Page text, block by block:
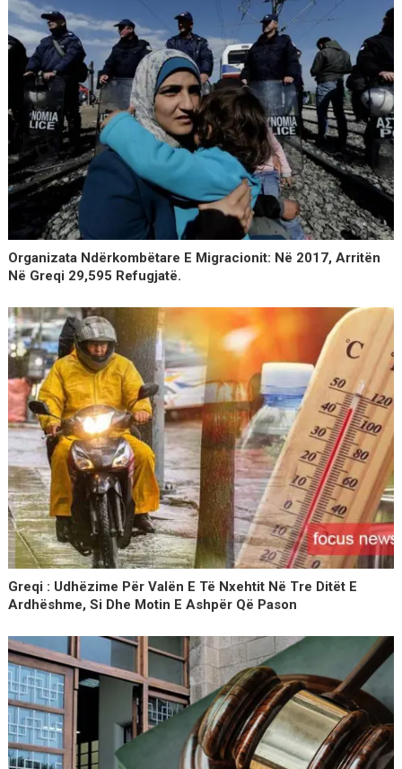
Organizata Ndërkombëtare E Migracionit: Në 2017, Arritën
Në Greqi 29,595 Refugjatë.
Greqi : Udhëzime Për Valën E Të Nxehtit Në Tre Ditët E
Ardhëshme, Si Dhe Motin E Ashpër Që Pason